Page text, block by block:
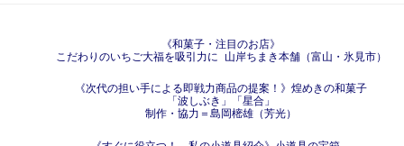
《和菓子・注目のお店》
こだわりのいちご大福を吸引力に 山岸ちまき本舗（富山・氷見市）
《次代の担い手による即戦力商品の提案！》煌めきの和菓子
「波しぶき」「星合」
制作・協力＝島岡樒雄（芳光）